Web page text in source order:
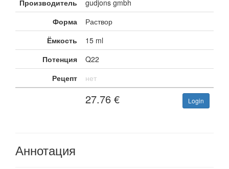
Производитель
gudjons gmbh
Форма
Раствор
Ёмкость
15 ml
Потенция
Q22
Рецепт
нет
27.76 € Login
Аннотация